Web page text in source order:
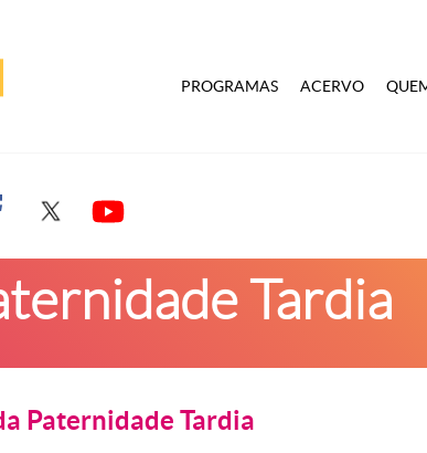
PROGRAMAS ACERVO
Tardia
Paternidade Tardia